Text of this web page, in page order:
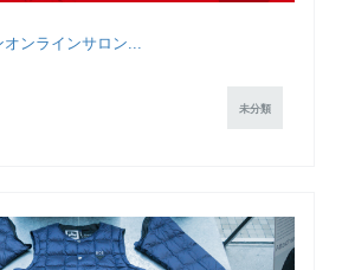
ンラインサロン...
未分類